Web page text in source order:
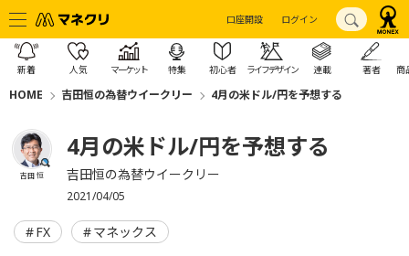
口座開設 ログイン
新着 人気 マーケット 特集 初心者 ライフデザイン 連載 著者 商
HOME 吉田恒の為替ウイークリー 4月の米ドル/円を予想する
吉田 恒
4月の米ドル/円を予想する
吉田恒の為替ウイークリー
2021/04/05
FX マネックス